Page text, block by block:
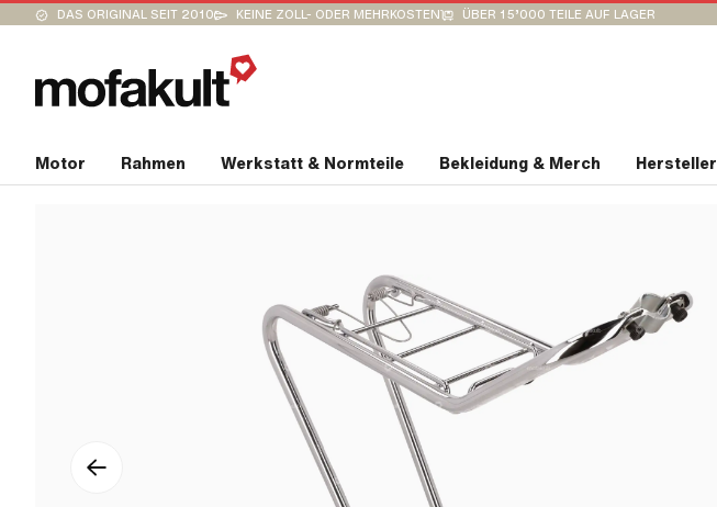
DAS ORIGINAL SEIT 2010 KEINE ZOLL- ODER MEHRKOSTEN ÜBER 15’000 TEILE AUF LAGER
Motor Rahmen Werkstatt & Normteile Bekleidung & Merch Hersteller